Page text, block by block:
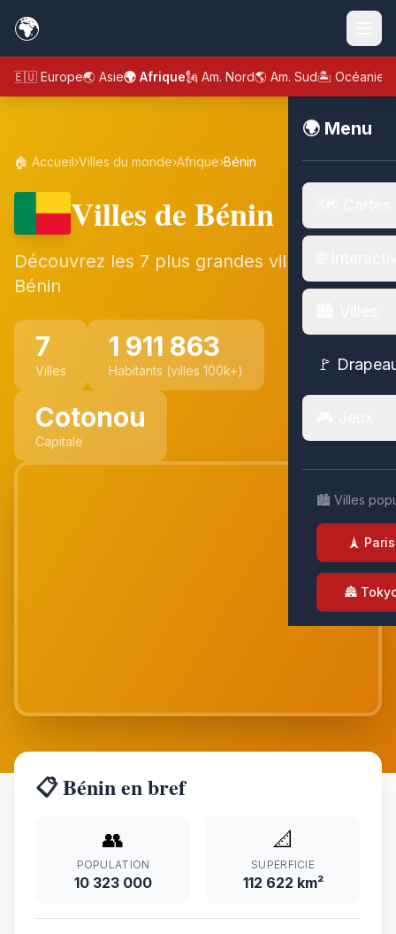
🌍
🇪🇺 Europe🌏 Asie🌍 Afrique🗽 Am. Nord🌎 Am. Sud🏝️ Océanie
🌍 Menu
🚩
🏙️ Villes
🗼 Paris
🏯
🏠 Accueil›Villes du monde›Afrique›Bénin
Villes de Bénin
Découvrez les 7 plus grandes villes de
Bénin
7
Villes
1 911 863
Habitants (villes 100k+)
Cotonou
Capitale
📋 Bénin en bref
👥
POPULATION
10 323 000
📐
SUPERFICIE
112 622 km²